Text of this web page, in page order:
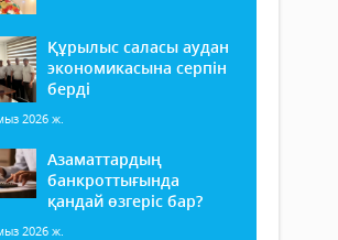
Құрылыс саласы аудан
экономикасына серпін
берді
2026 ж.
Азаматтардың
банкроттығында
қандай өзгеріс бар?
2026 ж.